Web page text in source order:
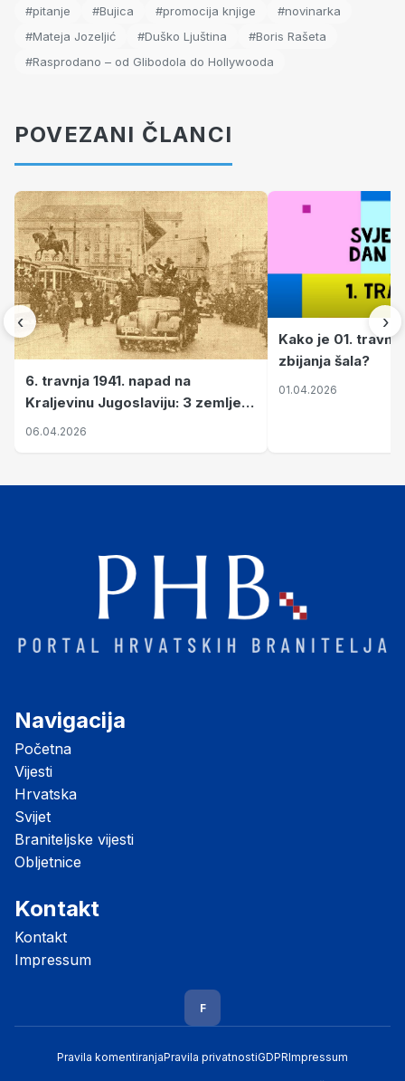
#pitanje #Bujica #promocija knjige
#novinarka
#Mateja Jozeljić
#Duško Ljuština
#Boris Rašeta
#Rasprodano – od Glibodola do Hollywooda
POVEZANI ČLANCI
‹
6. travnja 1941. napad na
Kraljevinu Jugoslaviju: 3 zemlje
nastale njenim raspadom
06.04.2026
Kako je 01.
zbijanja šala?
01.04.2026
›
Navigacija
Početna
Vijesti
Hrvatska
Svijet
Braniteljske vijesti
Obljetnice
Kontakt
Kontakt
Impressum
F
Pravila komentiranjaPravila privatnostiGDPRImpressum